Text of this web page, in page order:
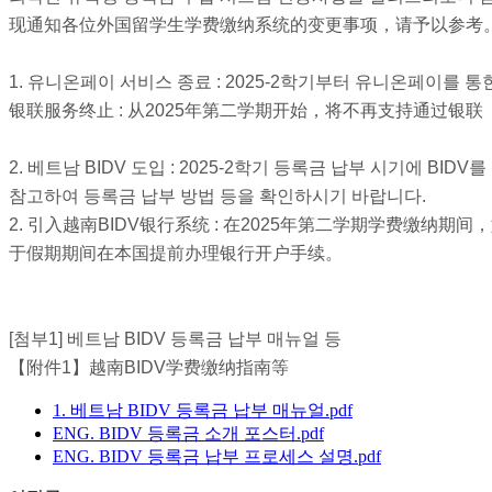
现通知各位外国留学生学费缴纳系统的变更事项，请予以参考
1. 유니온페이 서비스 종료 : 2025-2학기부터 유니온페이를 통
银联服务终止 : 从2025年第二学期开始，将不再支持通过银
2. 베트남 BIDV 도입 : 2025-2학기 등록금 납부 시기에 BIDV
참고하여 등록금 납부 방법 등을 확인하시기 바랍니다.
2. 引入越南BIDV银行系统 : 在2025年第二学期学费缴纳期间
于假期期间在本国提前办理银行开户手续。
[첨부1] 베트남 BIDV 등록금 납부 매뉴얼 등
【附件1】越南BIDV学费缴纳指南等
1. 베트남 BIDV 등록금 납부 매뉴얼.pdf
ENG. BIDV 등록금 소개 포스터.pdf
ENG. BIDV 등록금 납부 프로세스 설명.pdf